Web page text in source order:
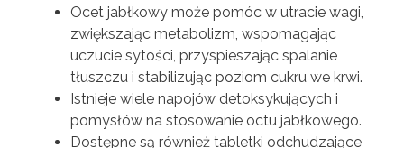
Ocet jabłkowy może pomóc w utracie wagi,
zwiększając metabolizm, wspomagając
uczucie sytości, przyspieszając spalanie
tłuszczu i stabilizując poziom cukru we krwi.
Istnieje wiele napojów detoksykujących i
pomysłów na stosowanie octu jabłkowego.
Dostępne są również tabletki odchudzające